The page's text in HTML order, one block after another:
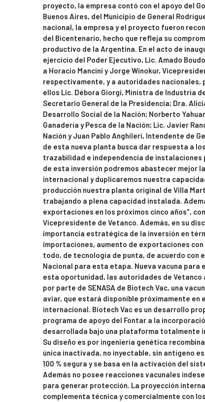
proyecto, la empresa contó con el apoyo del
Buenos Aires, del Municipio de General
nacional, la empresa y el proyecto fueron
del Bicentenario, hecho que refleja su
productivo de la Argentina. En el acto de
ejercicio del Poder Ejecutivo, Lic. Amado
a Horacio Mancini y Jorge Winokur,
respectivamente, y a autoridades nacionales,
ellos Lic. Débora Giorgi, Ministra de Industria
Secretario General de la Presidencia; Dra.
Desarrollo Social de la Nación; Norberto
Ganadería y Pesca de la Nación; Lic. Javier
Nación y Juan Pablo Anghileri, Intendente de
de esta nueva planta busca dar respuesta a
trazabilidad e independencia de
de esta inversión podremos abastecer mejor
internacional y duplicaremos nuestra
producción nuestra planta original de Villa
trabajando a plena capacidad instalada.
exportaciones en los próximos cinco años",
Vicepresidente de Vetanco. Además, en su
importancia estratégica de la inversión en
importaciones, aumento de exportaciones
todo, de tecnología de punta, de acuerdo con
Nacional para esta etapa. Nueva vacuna
esta oportunidad, las autoridades de Vetanco
por parte de SENASA de Biotech Vac, una
aviar, que estará disponible próximamente en
internacional. Biotech Vac es un desarrollo
programa de apoyo del Fontar a la
desarrollada bajo una plataforma totalmente
Su diseño es por ingeniería genética
única inactivada, no inyectable, sin antígeno
100 % segura y se basa en la activación del
Además no posee reacciones vacunales
para generar protección. La proyección
complementa técnica y comercialmente con